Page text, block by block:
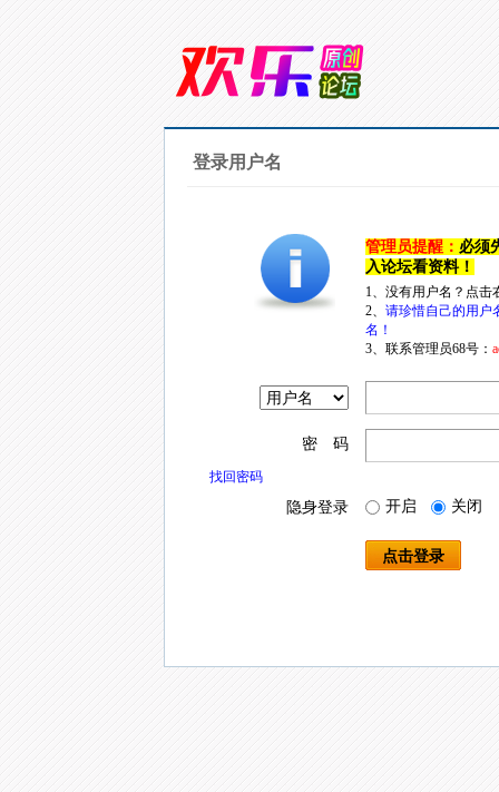
登录用户名
管理员提醒： 必须
入论坛看资料！
1、没有用户名？点
2、 请珍惜自己的用户
名！
3、联系管理员68号：
密 码
找回密码
隐身登录 开启 关闭
点击登录